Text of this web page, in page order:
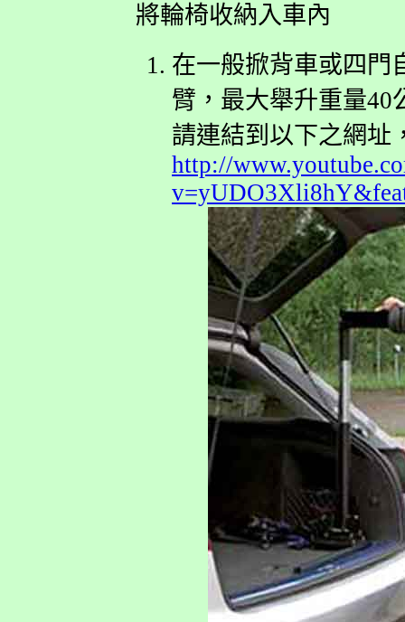
將輪椅收納入車內
在一般掀背車或四門
臂，最大舉升重量40
請連結到以下之網址
http://